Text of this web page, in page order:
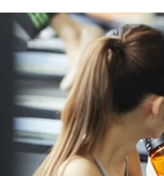
イト） シャワードライ
本当？実際に体験した
リットを紹介